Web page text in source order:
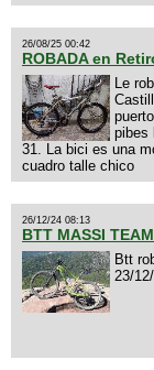
26/08/25 00:42
ROBADA en
Le
pibes
31. La bici es una
cuadro talle chico
26/12/24 08:13
BTT MASSI
Btt
23/